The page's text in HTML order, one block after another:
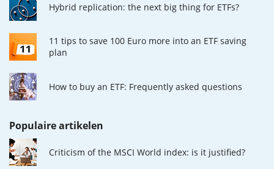
Hybrid replication: the next big thing for ETFs?
11 tips to save 100 Euro more into an ETF saving
plan
How to buy an ETF: Frequently asked questions
Populaire artikelen
Criticism of the MSCI World index: is it justified?